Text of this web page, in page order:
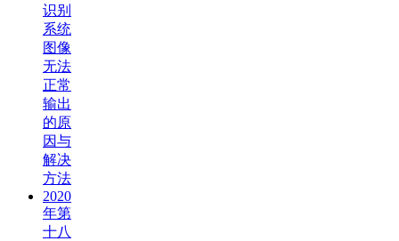
识别
系统
图像
无法
正常
输出
的原
因与
解决
方法
2020
年第
十八